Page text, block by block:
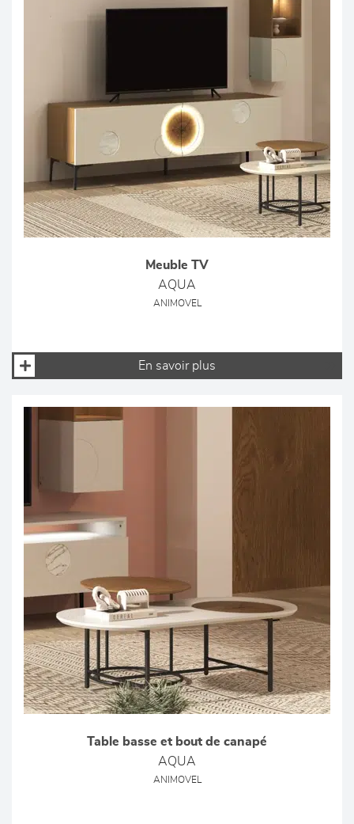
Meuble TV
AQUA
ANIMOVEL
En savoir plus
Table basse et bout de canapé
AQUA
ANIMOVEL